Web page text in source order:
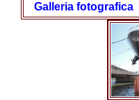
Galleria fotografica